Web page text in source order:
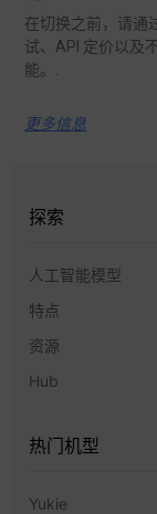
在切换之前，请通
试、API 定价以及
能。.
更多信息
探索
人工智能模型
特点
资源
Hub
热门机型
Yukie